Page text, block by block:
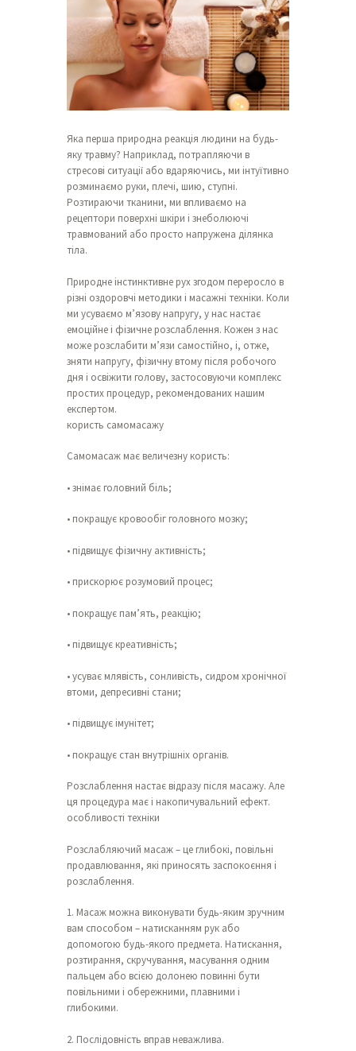
Яка перша природна реакція людини на будь-
яку травму? Наприклад, потрапляючи в
стресові ситуації або вдаряючись, ми інтуїтивно
розминаємо руки, плечі, шию, ступні.
Розтираючи тканини, ми впливаємо на
рецептори поверхні шкіри і знеболюючі
травмований або просто напружена ділянка
тіла.
Природне інстинктивне рух згодом переросло в
різні оздоровчі методики і масажні техніки. Коли
ми усуваємо м’язову напругу, у нас настає
емоційне і фізичне розслаблення. Кожен з нас
може розслабити м’язи самостійно, і, отже,
зняти напругу, фізичну втому після робочого
дня і освіжити голову, застосовуючи комплекс
простих процедур, рекомендованих нашим
експертом.
користь самомасажу
Самомасаж має величезну користь:
• знімає головний біль;
• покращує кровообіг головного мозку;
• підвищує фізичну активність;
• прискорює розумовий процес;
• покращує пам’ять, реакцію;
• підвищує креативність;
• усуває млявість, сонливість, сидром хронічної
втоми, депресивні стани;
• підвищує імунітет;
• покращує стан внутрішніх органів.
Розслаблення настає відразу після масажу. Але
ця процедура має і накопичувальний ефект.
особливості техніки
Розслабляючий масаж – це глибокі, повільні
продавлювання, які приносять заспокоєння і
розслаблення.
1. Масаж можна виконувати будь-яким зручним
вам способом – натисканням рук або
допомогою будь-якого предмета. Натискання,
розтирання, скручування, масування одним
пальцем або всією долонею повинні бути
повільними і обережними, плавними і
глибокими.
2. Послідовність вправ неважлива.